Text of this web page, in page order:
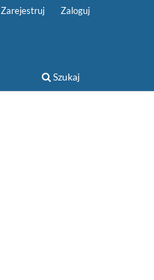
Szukaj
Zarejestruj Zaloguj